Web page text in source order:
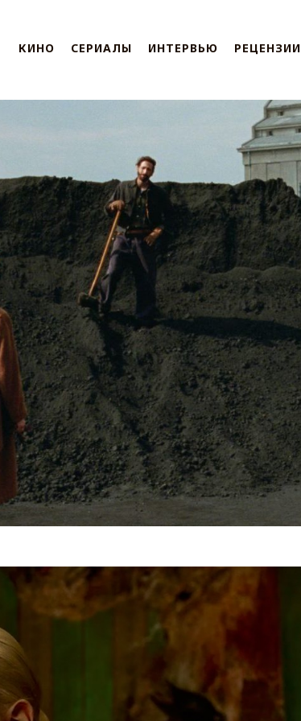
КИНО СЕРИАЛЫ ИНТЕРВЬЮ РЕЦЕНЗИИ